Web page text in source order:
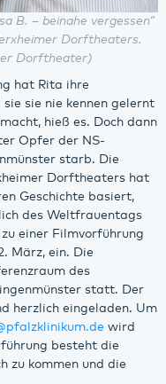
B. – beinahe vergessen“
Dorftheaters.
Dorftheater)
hat Rita ihre
sie nie kennen gelernt
hieß es. Doch dann
Opfer der NS-
starb. Die
Dorftheaters hat
Geschichte basiert,
des Weltfrauentags
einer Filmvorführung
März, ein. Die
des
statt. Der
herzlich eingeladen. Um
pfalzklinikum.de wird
besteht die
zu kommen und die